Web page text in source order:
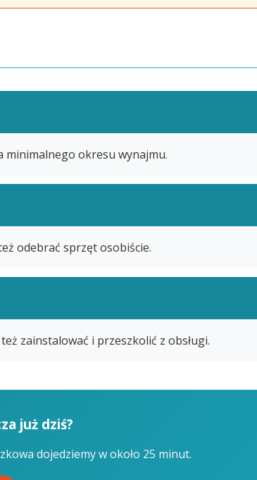
minimalnego okresu wynajmu.
odebrać sprzęt osobiście.
zainstalować i przeszkolić z obsługi.
już dziś?
dojedziemy w około 25 minut.